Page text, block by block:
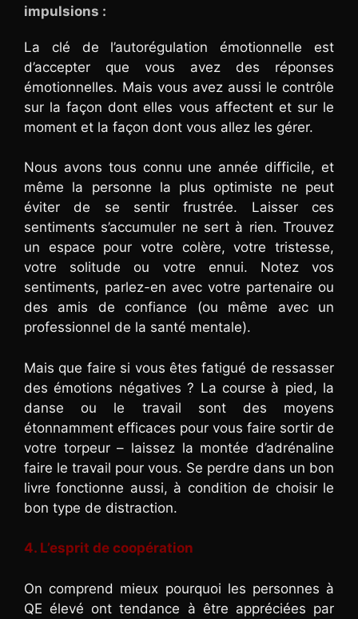
impulsions :
La clé de l’autorégulation émotionnelle est
d’accepter que vous avez des réponses
émotionnelles. Mais vous avez aussi le contrôle
sur la façon dont elles vous affectent et sur le
moment et la façon dont vous allez les gérer.
Nous avons tous connu une année difficile, et
même la personne la plus optimiste ne peut
éviter de se sentir frustrée. Laisser ces
sentiments s’accumuler ne sert à rien. Trouvez
un espace pour votre colère, votre tristesse,
votre solitude ou votre ennui. Notez vos
sentiments, parlez-en avec votre partenaire ou
des amis de confiance (ou même avec un
professionnel de la santé mentale).
Mais que faire si vous êtes fatigué de ressasser
des émotions négatives ? La course à pied, la
danse ou le travail sont des moyens
étonnamment efficaces pour vous faire sortir de
votre torpeur – laissez la montée d’adrénaline
faire le travail pour vous. Se perdre dans un bon
livre fonctionne aussi, à condition de choisir le
bon type de distraction.
4. L’esprit de coopération
On comprend mieux pourquoi les personnes à
QE élevé ont tendance à être appréciées par